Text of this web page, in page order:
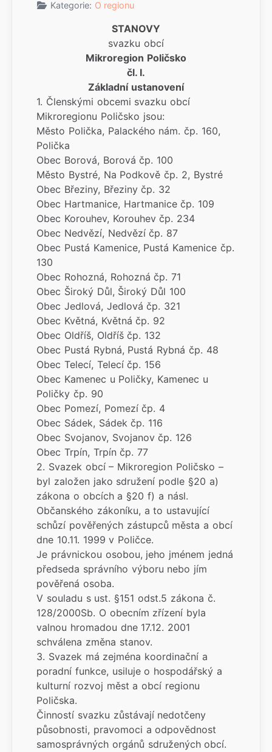
Kategorie: O regionu
STANOVY
svazku obcí
Mikroregion Poličsko
čl. I.
Základní ustanovení
1. Členskými obcemi svazku obcí
Mikroregionu Poličsko jsou:
Město Polička, Palackého nám. čp. 160,
Polička
Obec Borová, Borová čp. 100
Město Bystré, Na Podkově čp. 2, Bystré
Obec Březiny, Březiny čp. 32
Obec Hartmanice, Hartmanice čp. 109
Obec Korouhev, Korouhev čp. 234
Obec Nedvězí, Nedvězí čp. 87
Obec Pustá Kamenice, Pustá Kamenice čp.
130
Obec Rohozná, Rohozná čp. 71
Obec Široký Důl, Široký Důl 100
Obec Jedlová, Jedlová čp. 321
Obec Květná, Květná čp. 92
Obec Oldříš, Oldříš čp. 132
Obec Pustá Rybná, Pustá Rybná čp. 48
Obec Telecí, Telecí čp. 156
Obec Kamenec u Poličky, Kamenec u
Poličky čp. 90
Obec Pomezí, Pomezí čp. 4
Obec Sádek, Sádek čp. 116
Obec Svojanov, Svojanov čp. 126
Obec Trpín, Trpín čp. 77
2. Svazek obcí – Mikroregion Poličsko –
byl založen jako sdružení podle §20 a)
zákona o obcích a §20 f) a násl.
Občanského zákoníku, a to ustavující
schůzí pověřených zástupců města a obcí
dne 10.11. 1999 v Poličce.
Je právnickou osobou, jeho jménem jedná
předseda správního výboru nebo jím
pověřená osoba.
V souladu s ust. §151 odst.5 zákona č.
128/2000Sb. O obecním zřízení byla
valnou hromadou dne 17.12. 2001
schválena změna stanov.
3. Svazek má zejména koordinační a
poradní funkce, usiluje o hospodářský a
kulturní rozvoj měst a obcí regionu
Poličska.
Činností svazku zůstávají nedotčeny
působnosti, pravomoci a odpovědnost
samosprávných orgánů sdružených obcí.